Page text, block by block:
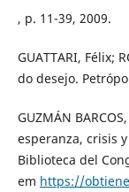
, p. 11-39, 2009.
GUATTARI, Félix;
do desejo.
GUZMÁN
esperanza, crisis
Biblioteca del
em https://